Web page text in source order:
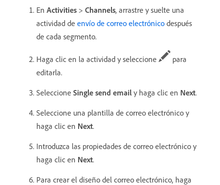
En Activities > Channels, arrastre y suelte una
actividad de envío de correo electrónico después
de cada segmento.
Haga clic en la actividad y seleccione
para
editarla.
Seleccione Single send email y haga clic en Next.
Seleccione una plantilla de correo electrónico y
haga clic en Next.
Introduzca las propiedades de correo electrónico y
haga clic en Next.
Para crear el diseño del correo electrónico, haga